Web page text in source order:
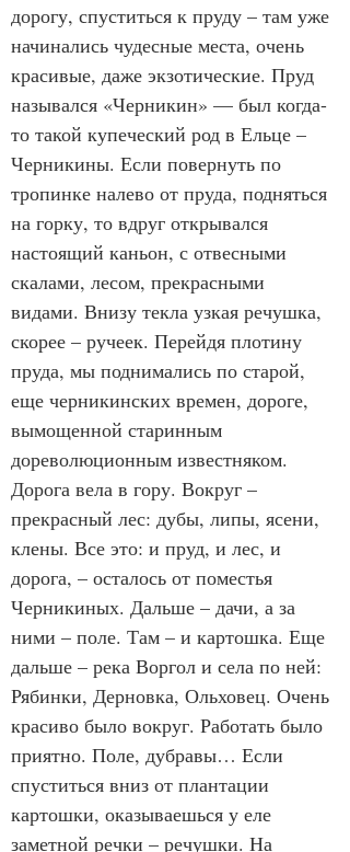
дорогу, спуститься к пруду – там уже
начинались чудесные места, очень
красивые, даже экзотические. Пруд
назывался «Черникин» — был когда-
то такой купеческий род в Ельце –
Черникины. Если повернуть по
тропинке налево от пруда, подняться
на горку, то вдруг открывался
настоящий каньон, с отвесными
скалами, лесом, прекрасными
видами. Внизу текла узкая речушка,
скорее – ручеек. Перейдя плотину
пруда, мы поднимались по старой,
еще черникинских времен, дороге,
вымощенной старинным
дореволюционным известняком.
Дорога вела в гору. Вокруг –
прекрасный лес: дубы, липы, ясени,
клены. Все это: и пруд, и лес, и
дорога, – осталось от поместья
Черникиных. Дальше – дачи, а за
ними – поле. Там – и картошка. Еще
дальше – река Воргол и села по ней:
Рябинки, Дерновка, Ольховец. Очень
красиво было вокруг. Работать было
приятно. Поле, дубравы… Если
спуститься вниз от плантации
картошки, оказываешься у еле
заметной речки – речушки. На